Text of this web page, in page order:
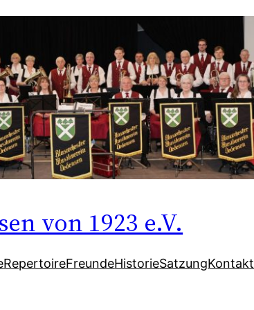
von 1923 e.V.
RepertoireFreundeHistorieSatzungKontakt